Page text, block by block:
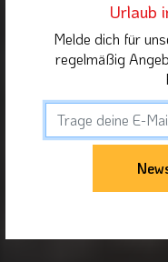
Urlaub
Melde dich für
regelmäßig